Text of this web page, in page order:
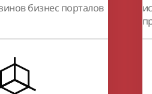
бизнес порталов